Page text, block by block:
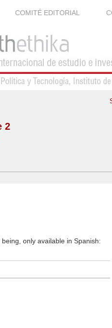
COMITÉ EDITORIAL
2
only available in Spanish: